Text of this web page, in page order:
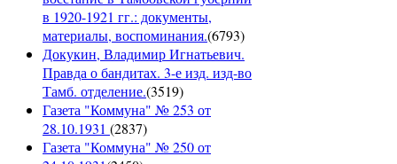
в 1920-1921 гг.: документы,
материалы, воспоминания.(6793)
Докукин, Владимир Игнатьевич.
Правда о бандитах. 3-е изд. изд-во
Тамб. отделение.(3519)
Газета "Коммуна" № 253 от
28.10.1931 (2837)
Газета "Коммуна" № 250 от